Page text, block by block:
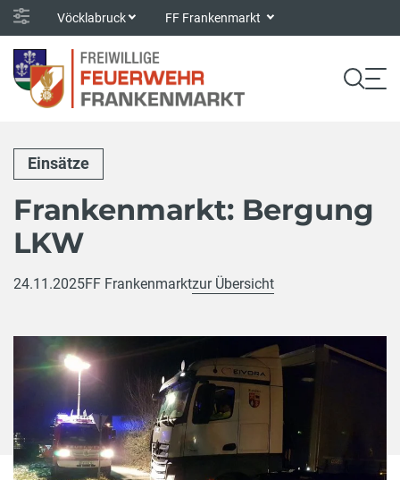
Vöcklabruck FF Frankenmarkt
Einsätze
Frankenmarkt: Bergung
LKW
24.11.2025FF Frankenmarktzur Übersicht